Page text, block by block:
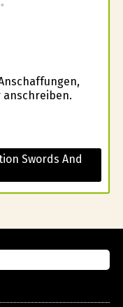
anschreiben.
Swords And